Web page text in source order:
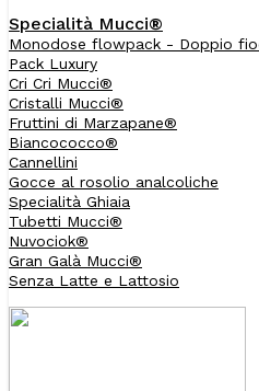
Specialità Mucci®
Monodose flowpack - Doppio
Pack Luxury
Cri Cri Mucci®
Cristalli Mucci®
Fruttini di Marzapane®
Biancococco®
Cannellini
Gocce al rosolio analcoliche
Specialità Ghiaia
Tubetti Mucci®
Nuvociok®
Gran Galà Mucci®
Senza Latte e Lattosio